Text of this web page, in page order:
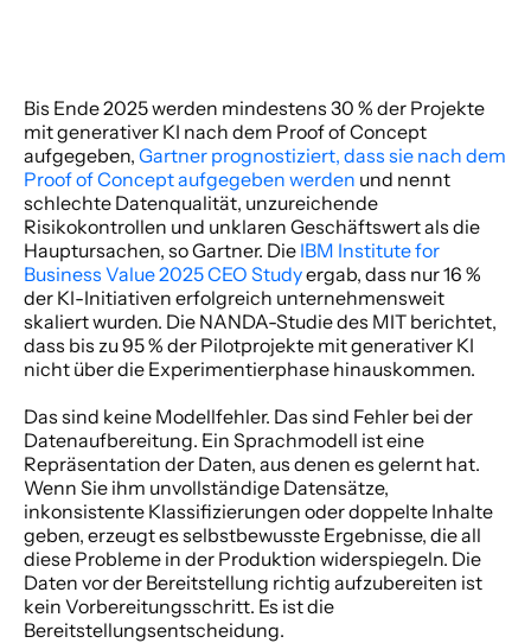
Bis Ende 2025 werden mindestens 30 % der Projekte
mit generativer KI nach dem Proof of Concept
aufgegeben, Gartner prognostiziert, dass sie nach dem
Proof of Concept aufgegeben werden und nennt
schlechte Datenqualität, unzureichende
Risikokontrollen und unklaren Geschäftswert als die
Hauptursachen, so Gartner. Die IBM Institute for
Business Value 2025 CEO Study ergab, dass nur 16 %
der KI-Initiativen erfolgreich unternehmensweit
skaliert wurden. Die NANDA-Studie des MIT berichtet,
dass bis zu 95 % der Pilotprojekte mit generativer KI
nicht über die Experimentierphase hinauskommen.
Das sind keine Modellfehler. Das sind Fehler bei der
Datenaufbereitung. Ein Sprachmodell ist eine
Repräsentation der Daten, aus denen es gelernt hat.
Wenn Sie ihm unvollständige Datensätze,
inkonsistente Klassifizierungen oder doppelte Inhalte
geben, erzeugt es selbstbewusste Ergebnisse, die all
diese Probleme in der Produktion widerspiegeln. Die
Daten vor der Bereitstellung richtig aufzubereiten ist
kein Vorbereitungsschritt. Es ist die
Bereitstellungsentscheidung.